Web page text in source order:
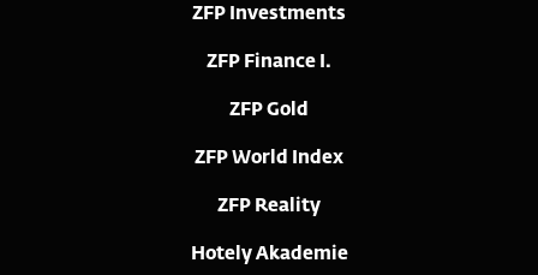
ZFP Investments
ZFP Finance I.
ZFP Gold
ZFP World Index
ZFP Reality
Hotely Akademie